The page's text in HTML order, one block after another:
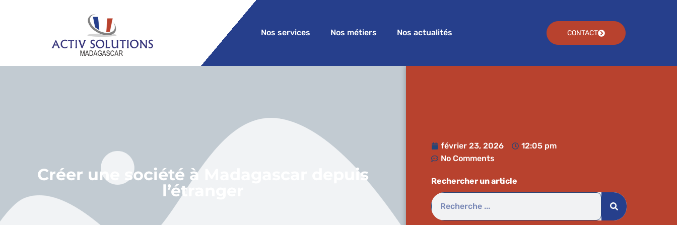
Nos services Nos métiers Nos actualités CONTACT
Créer une société à Madagascar depuis
l’étranger
février 23, 2026
12:05 pm
No Comments
Rechercher un article